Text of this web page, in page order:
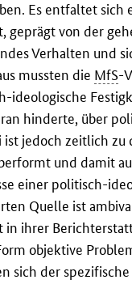
Es entfaltet sich
geprägt von der
Verhalten und
mussten die MfS-
ideologische
hinderte, über
jedoch zeitlich
und damit
einer politisch-
Quelle ist
ihrer
objektive
sich der